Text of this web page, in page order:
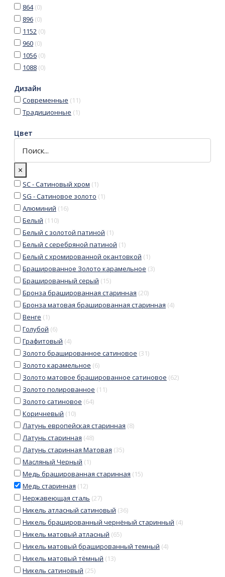
864 (0)
896 (0)
1152 (0)
960 (0)
1056 (0)
1088 (0)
Дизайн
Современные (11)
Традиционные (1)
Цвет
×
SC - Сатиновый хром (1)
SG - Сатиновое золото (1)
Алюминий (16)
Белый (110)
Белый с золотой патиной (1)
Белый с серебряной патиной (1)
Белый с хромированной окантовкой (1)
Брашированное Золото карамельное (3)
Брашированный серый (15)
Бронза брашированная старинная (20)
Бронза матовая брашированная старинная (4)
Венге (1)
Голубой (6)
Графитовый (4)
Золото брашированное сатиновое (31)
Золото карамельное (6)
Золото матовое брашированное сатиновое (62)
Золото полированное (11)
Золото сатиновое (64)
Коричневый (10)
Латунь европейская старинная (8)
Латунь старинная (48)
Латунь старинная Матовая (35)
Масляный Черный (1)
Медь брашированная старинная (15)
Медь старинная (12)
Нержавеющая сталь (27)
Никель атласный сатиновый (36)
Никель брашированный чернёный старинный (4)
Никель матовый атласный (65)
Никель матовый брашированный темный (4)
Никель матовый тёмный (13)
Никель сатиновый (25)